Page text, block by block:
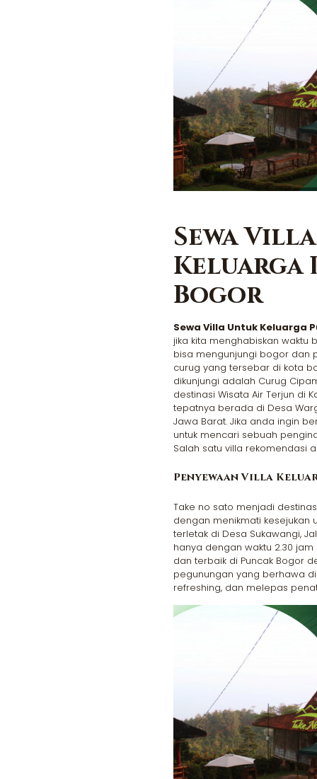
Sewa
Keluarga
Bogor
Sewa Villa Untuk Keluarga
jika kita menghabiskan waktu
bisa mengunjungi bogor dan
curug yang tersebar di kota
dikunjungi adalah Curug
destinasi Wisata Air Terjun di
tepatnya berada di Desa
Jawa Barat. Jika anda ingin
untuk mencari sebuah
Salah satu villa rekomendasi
Penyewaan Villa
Take no sato menjadi
dengan menikmati kesejukan
terletak di Desa Sukawangi,
hanya dengan waktu 2.30
dan terbaik di Puncak Bogor
pegunungan yang berhawa
refreshing, dan melepas